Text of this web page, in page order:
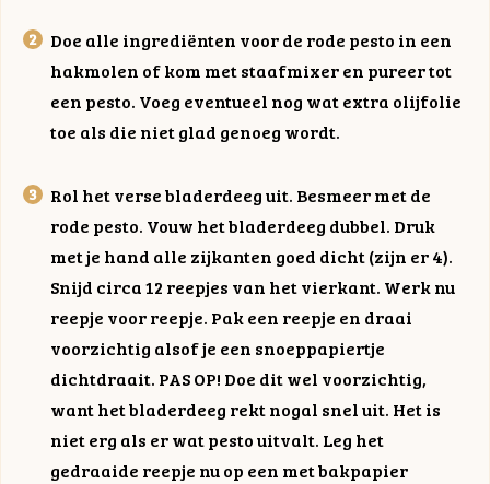
Doe alle ingrediënten voor de rode pesto in een
hakmolen of kom met staafmixer en pureer tot
een pesto. Voeg eventueel nog wat extra olijfolie
toe als die niet glad genoeg wordt.
Rol het verse bladerdeeg uit. Besmeer met de
rode pesto. Vouw het bladerdeeg dubbel. Druk
met je hand alle zijkanten goed dicht (zijn er 4).
Snijd circa 12 reepjes van het vierkant. Werk nu
reepje voor reepje. Pak een reepje en draai
voorzichtig alsof je een snoeppapiertje
dichtdraait. PAS OP! Doe dit wel voorzichtig,
want het bladerdeeg rekt nogal snel uit. Het is
niet erg als er wat pesto uitvalt. Leg het
gedraaide reepje nu op een met bakpapier